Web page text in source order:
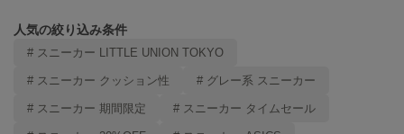
Mila Owen
MOIGE
MUCHA
人気の絞り込み条件
# スニーカー LITTLE UNION TOKYO
# スニーカー クッション性 # グレー系 スニーカー
# スニーカー 期間限定 # スニーカー タイムセール